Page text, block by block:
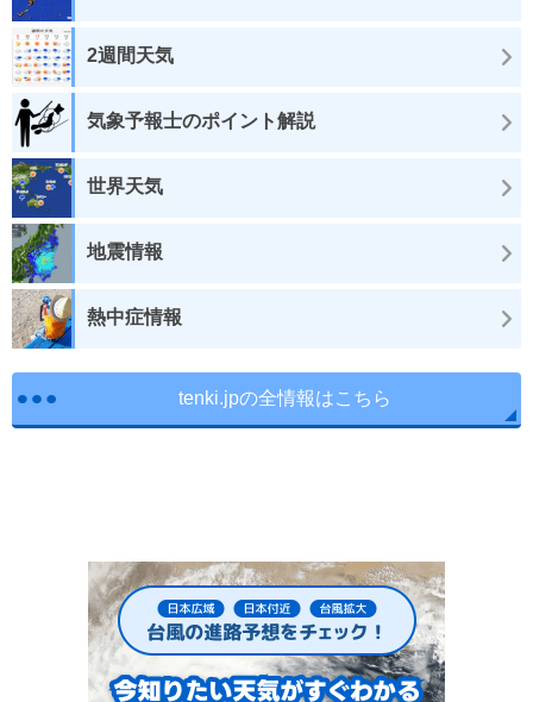
2週間天気
気象予報士のポイント解説
世界天気
地震情報
熱中症情報
tenki.jpの全情報はこちら